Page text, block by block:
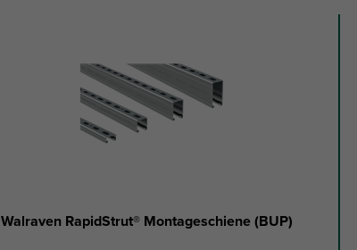
Walraven RapidStrut® Montageschiene (BUP)